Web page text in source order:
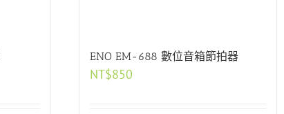
ENO EM-688 數位音箱節拍器
NT$850